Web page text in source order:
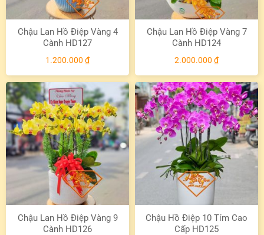
Chậu Lan Hồ Điệp Vàng 4
Cành HD127
1.200.000 ₫
Chậu Lan Hồ Điệp Vàng 7
Cành HD124
2.000.000 ₫
Chậu Lan Hồ Điệp Vàng 9
Cành HD126
Chậu Hồ Điệp 10 Tím Cao
Cấp HD125